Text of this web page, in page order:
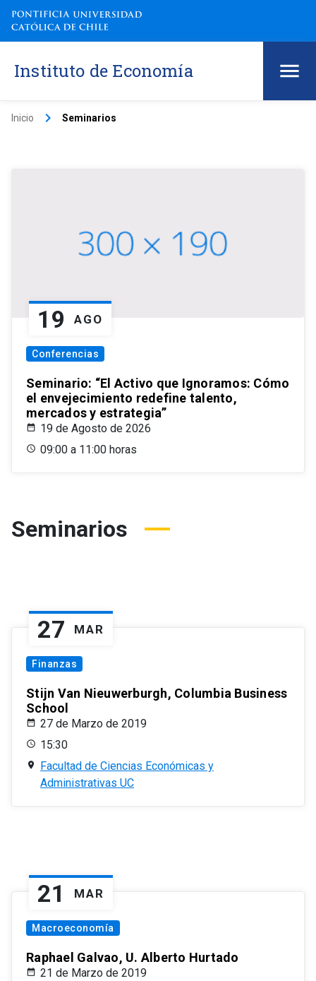
Instituto de Economía
Inicio keyboard_arrow_right Seminarios
19 AGO
Conferencias
Seminario: “El Activo que Ignoramos: Cómo
el envejecimiento redefine talento,
mercados y estrategia”
19 de Agosto de 2026
09:00 a 11:00 horas
Seminarios
27 MAR
Finanzas
Stijn Van Nieuwerburgh, Columbia Business
School
27 de Marzo de 2019
15:30
Facultad de Ciencias Económicas y
Administrativas UC
21 MAR
Macroeconomía
Raphael Galvao, U. Alberto Hurtado
21 de Marzo de 2019